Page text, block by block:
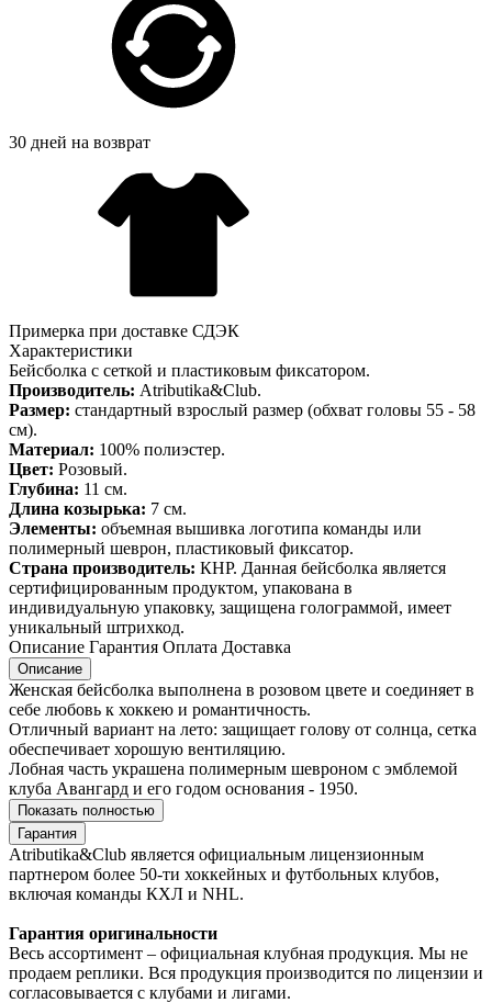
30 дней на возврат
Примерка при доставке СДЭК
Характеристики
Бейсболка с сеткой и пластиковым фиксатором.
Производитель: Atributika&Club.
Размер: стандартный взрослый размер (обхват головы 55 - 58
см).
Материал: 100% полиэстер.
Цвет: Розовый.
Глубина: 11 см.
Длина козырька: 7 см.
Элементы: объемная вышивка логотипа команды или
полимерный шеврон, пластиковый фиксатор.
Страна производитель: КНР. Данная бейсболка является
сертифицированным продуктом, упакована в
индивидуальную упаковку, защищена голограммой, имеет
уникальный штрихкод.
Описание Гарантия Оплата Доставка
Описание
Женская бейсболка выполнена в розовом цвете и соединяет в
себе любовь к хоккею и романтичность.
Отличный вариант на лето: защищает голову от солнца, сетка
обеспечивает хорошую вентиляцию.
Лобная часть украшена полимерным шевроном с эмблемой
клуба Авангард и его годом основания - 1950.
Показать полностью
Гарантия
Atributika&Club является официальным лицензионным
партнером более 50-ти хоккейных и футбольных клубов,
включая команды КХЛ и NHL.
Гарантия оригинальности
Весь ассортимент – официальная клубная продукция. Мы не
продаем реплики. Вся продукция производится по лицензии и
согласовывается с клубами и лигами.